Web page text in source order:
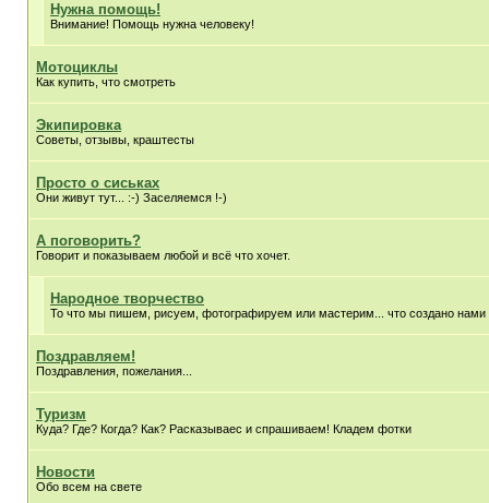
Нужна помощь!
Внимание! Помощь нужна человеку!
Мотоциклы
Как купить, что смотреть
Экипировка
Советы, отзывы, краштесты
Просто о сиськах
Они живут тут... :-) Заселяемся !-)
А поговорить?
Говорит и показываем любой и всё что хочет.
Народное творчество
То что мы пишем, рисуем, фотографируем или мастерим... что создано нами
Поздравляем!
Поздравления, пожелания...
Туризм
Куда? Где? Когда? Как? Расказываес и спрашиваем! Кладем фотки
Новости
Обо всем на свете